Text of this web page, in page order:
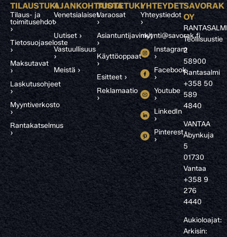
TILAUSTUKI
Tilaus- ja
toimitusehdot
›
Tietosuojaseloste
›
Maksutavat
›
Laskutusohjeet
›
Myyntiverkosto
›
Rantakatselmus
›
AJANKOHTAISTA
Venetsialaiset
›
Uutiset ›
Vastuullisuus
›
Meistä ›
TUOTETUKI
Varaosat
›
Asiantuntijavinkit
›
Käyttöoppaat
›
Esitteet ›
Reklamaatio
›
YHTEYDET
Yhteystiedot
›
myynti@savorak.fi
Instagram
›
Facebook
›
Youtube
›
LinkedIn
›
Pinterest
›
SAVORAK
OY
Teollisuustie
2
58900
Rantasalmi
+358 50
589
4840
VANTAA
Åbynkuja
5
01730
Vantaa
+358 9
276
4440
Aukioloajat:
Arkisin: